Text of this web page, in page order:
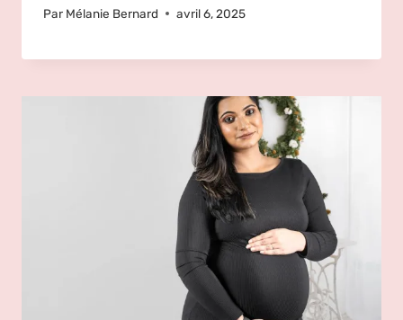
Par Mélanie Bernard avril 6, 2025